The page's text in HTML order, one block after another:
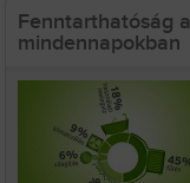
Fenntarthatóság a
mindennapokban